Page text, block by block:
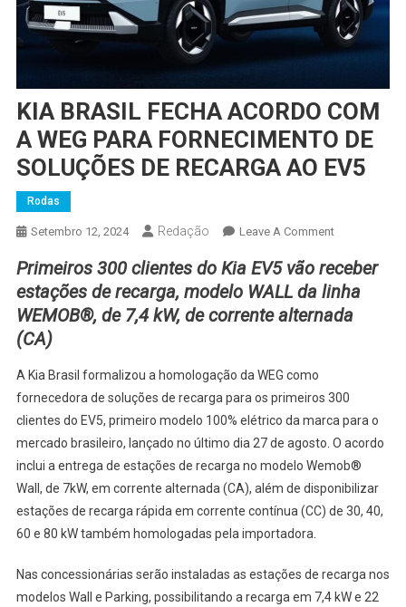
KIA BRASIL FECHA ACORDO COM
A WEG PARA FORNECIMENTO DE
SOLUÇÕES DE RECARGA AO EV5
Rodas
Setembro 12, 2024 Redação Leave A CommentOn
BRASIL
FECHA
ACORDO
PARA
DE
SOLUÇÕES
DE
Primeiros 300 clientes do Kia EV5 vão receber
estações de recarga, modelo WALL da linha
WEMOB®, de 7,4 kW, de corrente alternada
(CA)
A Kia Brasil formalizou a homologação da WEG como
fornecedora de soluções de recarga para os primeiros 300
clientes do EV5, primeiro modelo 100% elétrico da marca para o
mercado brasileiro, lançado no último dia 27 de agosto. O acordo
inclui a entrega de estações de recarga no modelo Wemob®
Wall, de 7kW, em corrente alternada (CA), além de disponibilizar
estações de recarga rápida em corrente contínua (CC) de 30, 40,
60 e 80 kW também homologadas pela importadora.
Nas concessionárias serão instaladas as estações de recarga nos
modelos Wall e Parking, possibilitando a recarga em 7,4 kW e 22